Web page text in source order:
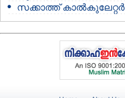
സക്കാത്ത് കാൽകുലേറ്റർ